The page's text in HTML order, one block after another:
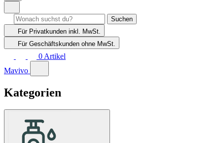
Suchen
Für Privatkunden inkl. MwSt.
Für Geschäftskunden ohne MwSt.
0 Artikel
Mavivo
Kategorien